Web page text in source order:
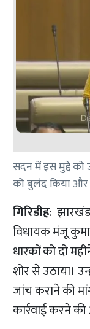
सदन में इस मुद्दे
को बुलंद किया और
गिरिडीह:
विधायक मंजू
धारकों को दो
शोर से उठाया।
जांच कराने की
कार्रवाई करने